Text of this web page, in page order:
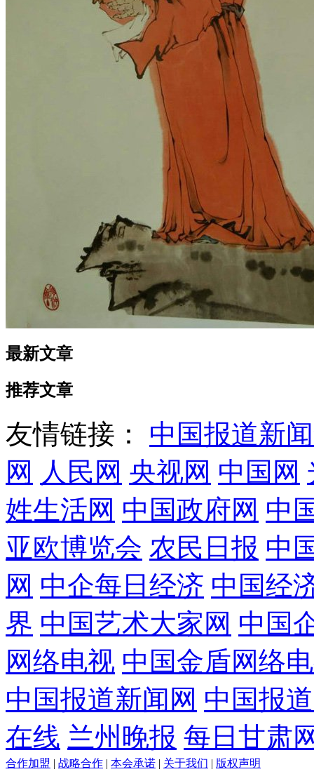
最新文章
推荐文章
友情链接： 中国报道新
网 人民网 央视网 中国网
姓生活网 中国政府网 中
亚欧博览会 农民日报 中
网 中企每日经济 中国经
界 中国艺术大家网 中国
网络电视 中国金盾网络
中国报道新闻网 中国报
在线 兰州晚报 每日甘肃
合作加盟 | 战略合作 | 本会承诺 | 关于我们 | 版权声明